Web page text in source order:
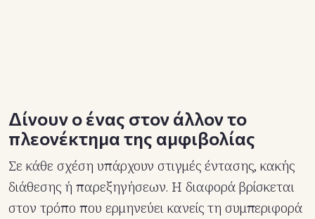
Δίνουν ο ένας στον άλλον το
πλεονέκτημα της αμφιβολίας
Σε κάθε σχέση υπάρχουν στιγμές έντασης, κακής
διάθεσης ή παρεξηγήσεων. Η διαφορά βρίσκεται
στον τρόπο που ερμηνεύει κανείς τη συμπεριφορά